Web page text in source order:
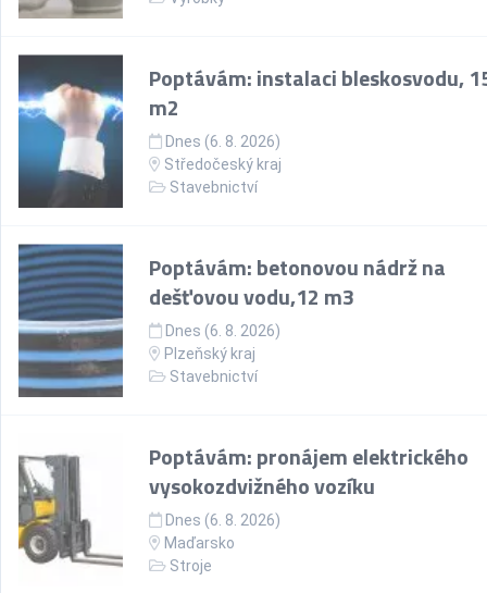
Poptávám: instalaci bleskosvodu,
m2
Dnes (6. 8. 2026)
Středočeský kraj
Stavebnictví
Poptávám: betonovou nádrž na
dešťovou vodu,12 m3
Dnes (6. 8. 2026)
Plzeňský kraj
Stavebnictví
Poptávám: pronájem elektrického
vysokozdvižného vozíku
Dnes (6. 8. 2026)
Maďarsko
Stroje